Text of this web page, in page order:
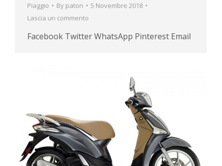
Piaggio By paton
5 Novembre 2018
Lascia un commento
Facebook Twitter WhatsApp Pinterest Email